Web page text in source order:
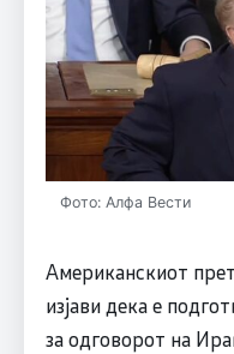
Фото: Алфа Вести
Американскиот
изјави дека е
за одговорот на